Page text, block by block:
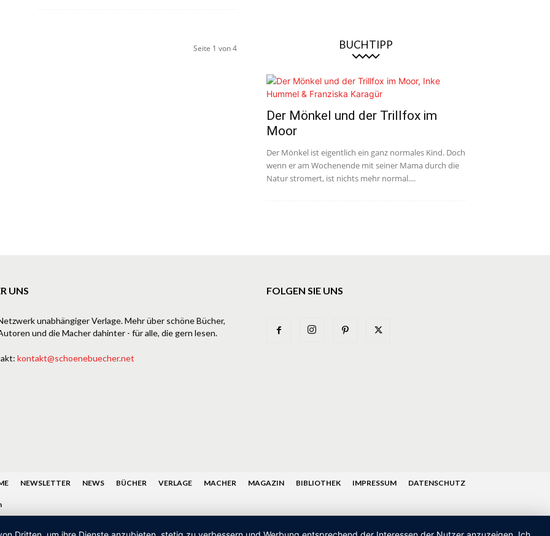
Seite 1 von 4 BUCHTIPP
Der Mönkel und der Trillfox im
Moor
Der Mönkel ist eigentlich ein ganz normales Kind. Doch
wenn er am Wochenende mit seiner Mama durch die
Natur stromert, ist nichts mehr normal....
UNS
unabhängiger Verlage. Mehr über schöne Bücher,
und die Macher dahinter - für alle, die gern lesen.
kontakt@schoenebuecher.net
FOLGEN SIE UNS
NEWSLETTER NEWS BÜCHER VERLAGE MACHER MAGAZIN BIBLIOTHEK IMPRESSUM DATENSCHUTZ